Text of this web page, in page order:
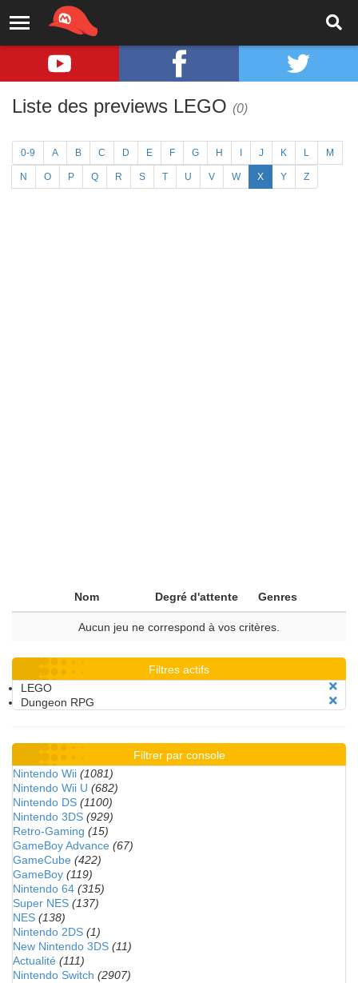
Liste des previews LEGO (0)
0-9 A B C D E F G H J K L M
N O P Q R S T U V W X Y Z
Nom Degré d'attente Genres
Aucun jeu ne correspond à vos critères.
Filtres actifs
LEGO
Dungeon RPG
Filtrer par console
Nintendo Wii (1081)
Nintendo Wii U (682)
Nintendo DS (1100)
Nintendo 3DS (929)
Retro-Gaming (15)
GameBoy Advance (67)
GameCube (422)
GameBoy (119)
Nintendo 64 (315)
Super NES (137)
NES (138)
Nintendo 2DS (1)
New Nintendo 3DS (11)
Actualité (111)
Nintendo Switch (2907)